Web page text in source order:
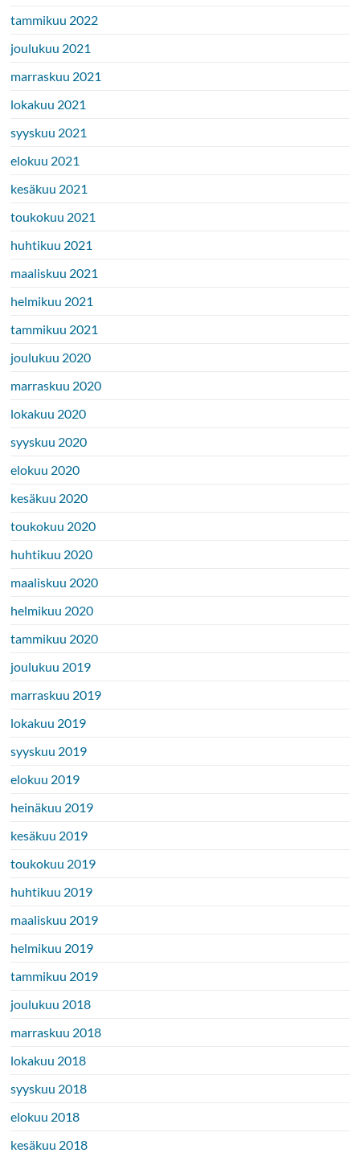
tammikuu 2022
joulukuu 2021
marraskuu 2021
lokakuu 2021
syyskuu 2021
elokuu 2021
kesäkuu 2021
toukokuu 2021
huhtikuu 2021
maaliskuu 2021
helmikuu 2021
tammikuu 2021
joulukuu 2020
marraskuu 2020
lokakuu 2020
syyskuu 2020
elokuu 2020
kesäkuu 2020
toukokuu 2020
huhtikuu 2020
maaliskuu 2020
helmikuu 2020
tammikuu 2020
joulukuu 2019
marraskuu 2019
lokakuu 2019
syyskuu 2019
elokuu 2019
heinäkuu 2019
kesäkuu 2019
toukokuu 2019
huhtikuu 2019
maaliskuu 2019
helmikuu 2019
tammikuu 2019
joulukuu 2018
marraskuu 2018
lokakuu 2018
syyskuu 2018
elokuu 2018
kesäkuu 2018